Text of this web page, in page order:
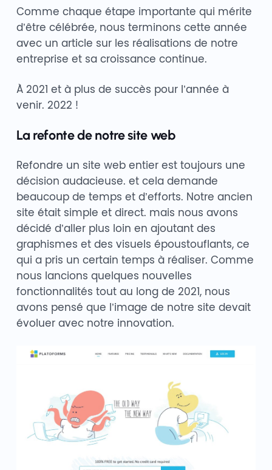
Comme chaque étape importante qui mérite
d’être célébrée, nous terminons cette année
avec un article sur les réalisations de notre
entreprise et sa croissance continue.
À 2021 et à plus de succès pour l’année à
venir. 2022 !
La refonte de notre site web
Refondre un site web entier est toujours une
décision audacieuse. et cela demande
beaucoup de temps et d’efforts. Notre ancien
site était simple et direct. mais nous avons
décidé d’aller plus loin en ajoutant des
graphismes et des visuels époustouflants, ce
qui a pris un certain temps à réaliser. Comme
nous lancions quelques nouvelles
fonctionnalités tout au long de 2021, nous
avons pensé que l’image de notre site devait
évoluer avec notre innovation.